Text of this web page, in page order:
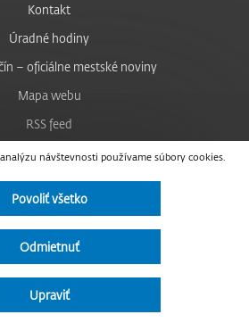
návštevnosti používame súbory cookies.
Povoliť všetko
Odmietnuť
Upraviť
Kontakt
Úradné hodiny
– oficiálne mestské noviny
Mapa webu
RSS feed
Nastavenie cookies
Facebook
Instagram
o prístupnosti